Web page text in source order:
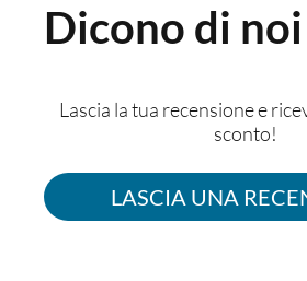
Dicono di noi
Lascia la tua recensione e
sconto!
LASCIA UNA